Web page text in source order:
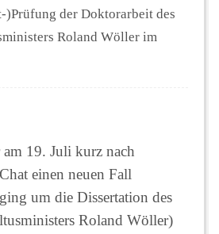
Podcast
)Prüfung der Doktorarbeit des
Roland Wöller im
19. Juli kurz nach
einen neuen Fall
um die Dissertation des
Roland Wöller)